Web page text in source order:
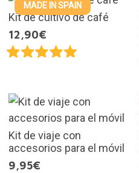
MADE IN SPAIN
Kit de cultivo de café
12,90€
Kit de viaje con
accesorios para el móvil
9,95€